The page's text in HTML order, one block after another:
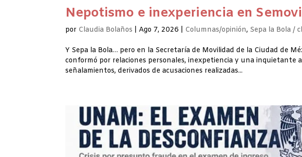
Nepotismo e inexperiencia en Semovi
por Claudia Bolaños |Ago 7, 2026 Columnas/opinión, Sepa la Bola /
Y Sepa la Bola… pero en la Secretaría de Movilidad de la Ciudad de
conformó por relaciones personales, inexpetiencia y una inquietante
señalamientos, derivados de acusaciones realizadas...